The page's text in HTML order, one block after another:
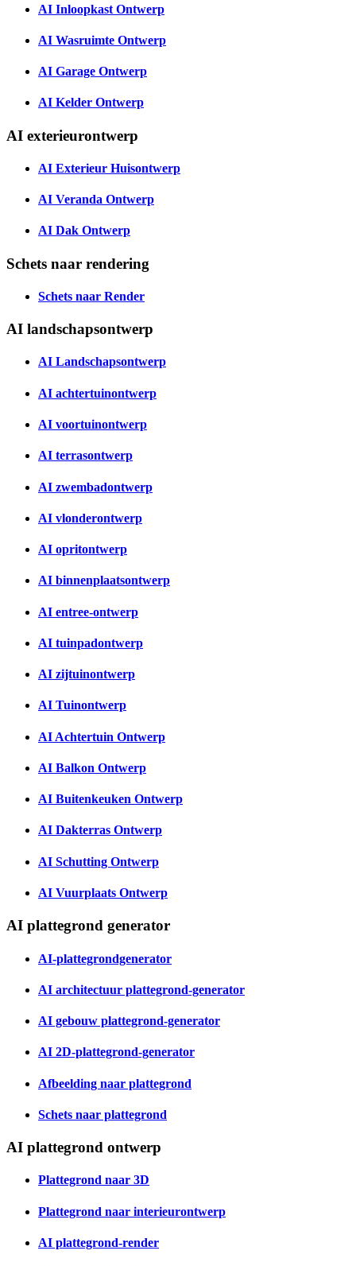
AI Inloopkast Ontwerp
AI Wasruimte Ontwerp
AI Garage Ontwerp
AI Kelder Ontwerp
AI exterieurontwerp
AI Exterieur Huisontwerp
AI Veranda Ontwerp
AI Dak Ontwerp
Schets naar rendering
Schets naar Render
AI landschapsontwerp
AI Landschapsontwerp
AI achtertuinontwerp
AI voortuinontwerp
AI terrasontwerp
AI zwembadontwerp
AI vlonderontwerp
AI opritontwerp
AI binnenplaatsontwerp
AI entree-ontwerp
AI tuinpadontwerp
AI zijtuinontwerp
AI Tuinontwerp
AI Achtertuin Ontwerp
AI Balkon Ontwerp
AI Buitenkeuken Ontwerp
AI Dakterras Ontwerp
AI Schutting Ontwerp
AI Vuurplaats Ontwerp
AI plattegrond generator
AI-plattegrondgenerator
AI architectuur plattegrond-generator
AI gebouw plattegrond-generator
AI 2D-plattegrond-generator
Afbeelding naar plattegrond
Schets naar plattegrond
AI plattegrond ontwerp
Plattegrond naar 3D
Plattegrond naar interieurontwerp
AI plattegrond-render